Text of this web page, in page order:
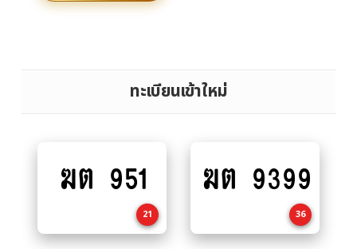
ทะเบียนเข้าใหม่
to
ฆต 951
21
to
ฆต 9399
36